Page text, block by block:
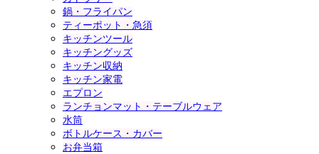
鍋・フライパン
ティーポット・急須
キッチンツール
キッチングッズ
キッチン収納
キッチン家電
エプロン
ランチョンマット・テーブルウェア
水筒
ボトルケース・カバー
お弁当箱